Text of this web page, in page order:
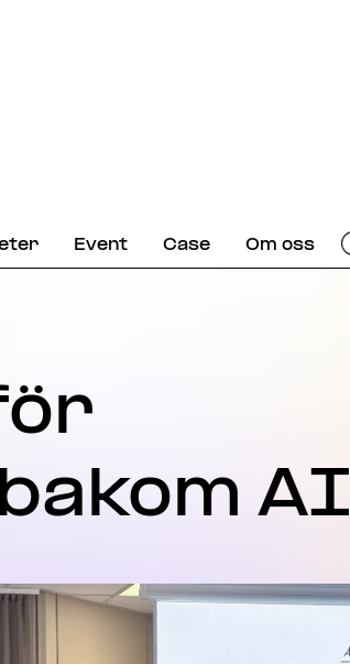
Event Case Om oss
AI